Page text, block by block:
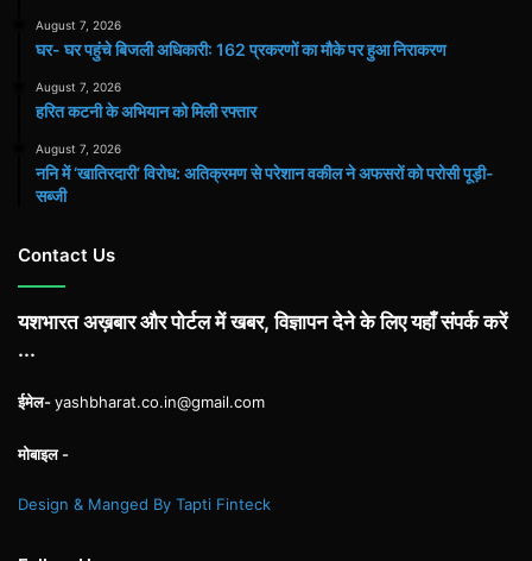
August 7, 2026
घर- घर पहुंचे बिजली अधिकारी: 162 प्रकरणों का मौके पर हुआ निराकरण
August 7, 2026
हरित कटनी के अभियान को मिली रफ्तार
August 7, 2026
ननि में ‘खातिरदारी’ विरोध: अतिक्रमण से परेशान वकील ने अफसरों को परोसी पूड़ी-
सब्जी
Contact Us
यशभारत अख़बार और पोर्टल में खबर, विज्ञापन देने के लिए यहाँ संपर्क करें
...
ईमेल-yashbharat.co.in@gmail.com
मोबाइल -
Design & Manged By Tapti Finteck